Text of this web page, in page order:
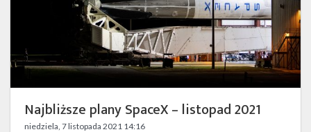
Najbliższe plany SpaceX – listopad 2021
niedziela, 7 listopada 2021 14:16